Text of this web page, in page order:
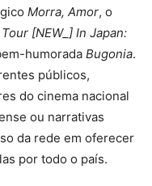
Morra, Amor, o
[NEW_] In Japan:
humorada Bugonia.
públicos,
do cinema nacional
ou narrativas
da rede em oferecer
por todo o país.